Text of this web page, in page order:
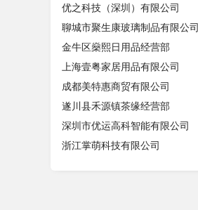
优之科技（深圳）有限公司
聊城市聚生康玻璃制品有限公司
金牛区燊熙日用品经营部
上海壹粤家居用品有限公司
成都美特惠商贸有限公司
遂川县禾源镇茶缘经营部
深圳市优运高科智能有限公司
浙江掌萌科技有限公司